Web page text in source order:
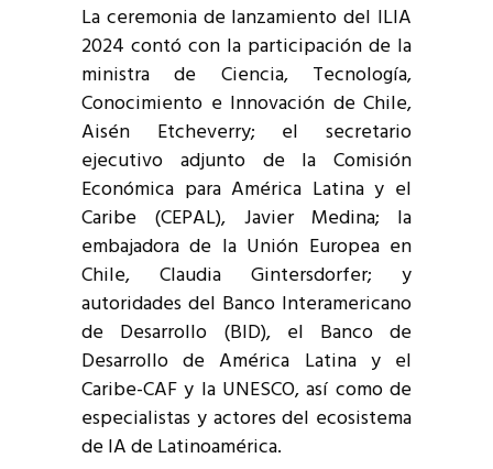
La ceremonia de lanzamiento del ILIA
2024 contó con la participación de la
ministra de Ciencia, Tecnología,
Conocimiento e Innovación de Chile,
Aisén Etcheverry; el secretario
ejecutivo adjunto de la Comisión
Económica para América Latina y el
Caribe (CEPAL), Javier Medina; la
embajadora de la Unión Europea en
Chile, Claudia Gintersdorfer; y
autoridades del Banco Interamericano
de Desarrollo (BID), el Banco de
Desarrollo de América Latina y el
Caribe-CAF y la UNESCO, así como de
especialistas y actores del ecosistema
de IA de Latinoamérica.